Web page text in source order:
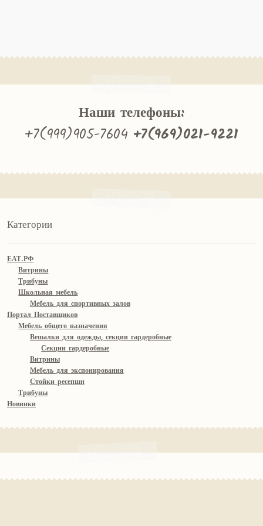
Наши телефоны:
+7(999)905-7604 +7(969)021-9221
Категории
ЕАТ.РФ
Витрины
Трибуны
Школьная мебель
Мебель для спортивных залов
Портал Поставщиков
Мебель общего назначения
Вешалки для одежды, секции гардеробные
Секции гардеробные
Витрины
Мебель для экспонирования
Стойки ресепшн
Трибуны
Новинки